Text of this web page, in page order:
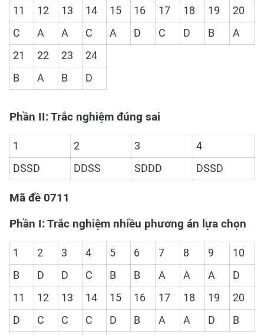
11
12 13 14 15 16 17 18 19
20
C
A A C A D C D B
A
21
22 23
24
B
A B D
Phần II: Trắc nghiệm đúng sai
1 2 3
4
DSSD
DDSS SDDD DSSD
Mã đề 0711
Phần I: Trắc nghiệm nhiều phương án lựa chọn
1 2 3 4 5 6 7 8 9
10
B
D D C B B A A A
D
11
12 13 14 15 16 17 18 19
20
D
C C C D B A A D
B